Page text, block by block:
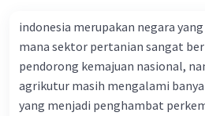
Beri Rating·5.0 (1)
Nanda R Community
16 November 2023 14:50
indonesia merupakan negara
mana sektor pertanian sangat
pendorong kemajuan nasional,
agrikutur masih mengalami
yang menjadi penghambat